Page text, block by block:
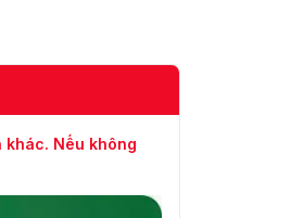
Nếu không